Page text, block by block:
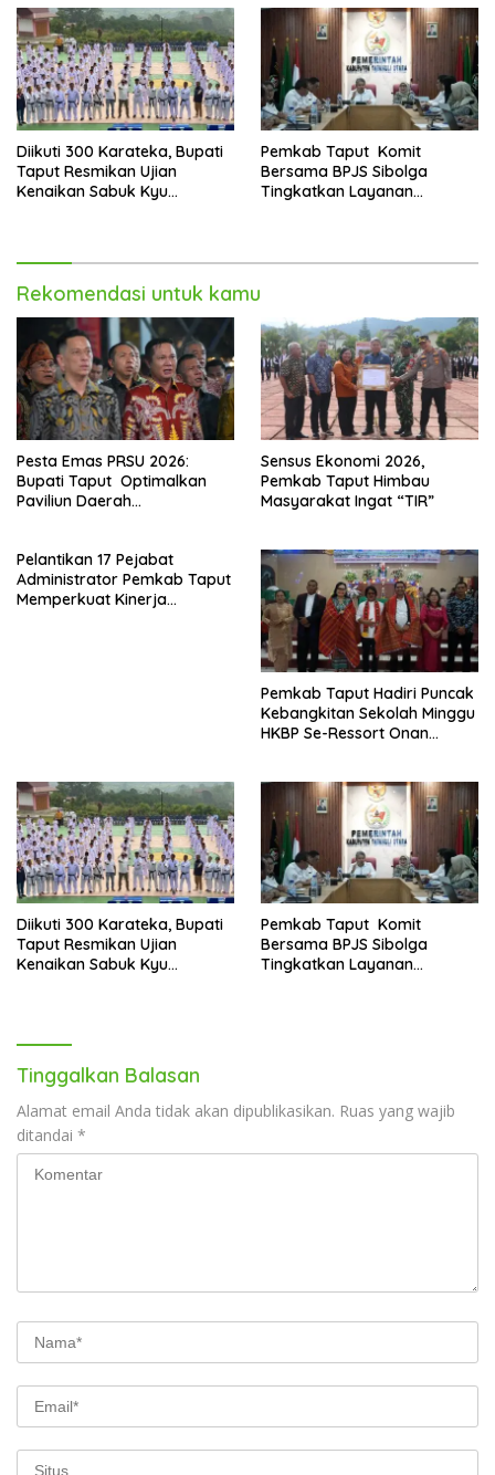
Diikuti 300 Karateka, Bupati
Taput Resmikan Ujian
Kenaikan Sabuk Kyu
Pemkab Taput Komit
Bersama BPJS Sibolga
Tingkatkan Layanan
Rekomendasi untuk kamu
Pesta Emas PRSU 2026:
Bupati Taput Optimalkan
Paviliun Daerah
Sensus Ekonomi 2026,
Pemkab Taput Himbau
Masyarakat Ingat “TIR”
Pelantikan 17 Pejabat
Administrator Pemkab Taput
Memperkuat Kinerja
Pemkab Taput Hadiri Puncak
Kebangkitan Sekolah Minggu
HKBP Se-Ressort Onan
Diikuti 300 Karateka, Bupati
Taput Resmikan Ujian
Kenaikan Sabuk Kyu
Pemkab Taput Komit
Bersama BPJS Sibolga
Tingkatkan Layanan
Tinggalkan Balasan
Alamat email Anda tidak akan dipublikasikan. Ruas yang wajib
ditandai *